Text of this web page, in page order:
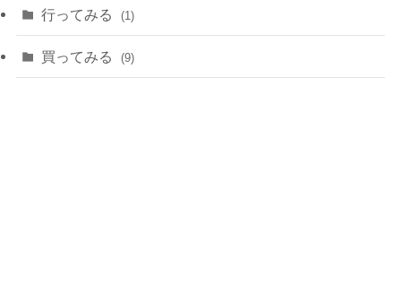
行ってみる (1)
買ってみる (9)